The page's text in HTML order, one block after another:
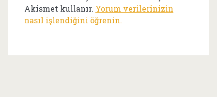
Akismet kullanır. Yorum verilerinizin
nasıl işlendiğini öğrenin.